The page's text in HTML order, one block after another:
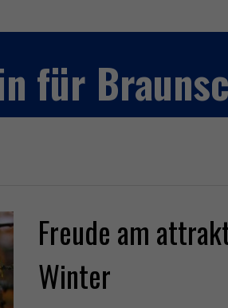
für
Freude am
Winter